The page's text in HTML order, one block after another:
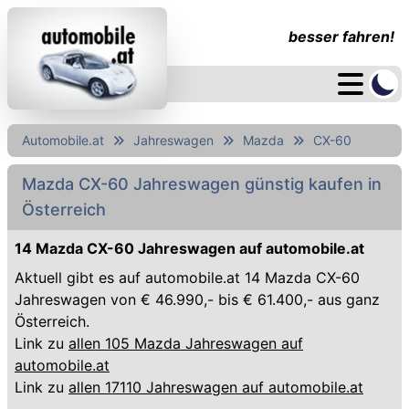
besser fahren!
Automobile.at Jahreswagen Mazda CX-60
Mazda CX-60 Jahreswagen günstig kaufen in
Österreich
14 Mazda CX-60 Jahreswagen auf automobile.at
Aktuell gibt es auf automobile.at 14 Mazda CX-60
Jahreswagen von € 46.990,- bis € 61.400,- aus ganz
Österreich.
Link zu allen 105 Mazda Jahreswagen auf
automobile.at
Link zu allen 17110 Jahreswagen auf automobile.at